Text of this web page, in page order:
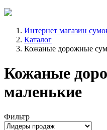
Интернет магазин
Каталог
Кожаные дорожные
Кожаные
маленькие
Фильтр